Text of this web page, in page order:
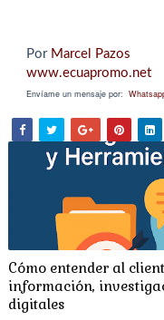
Por Marcel Pazos
www.ecuapromo.net
Envíame un mensaje por:
Cómo entender al
información,
digitales